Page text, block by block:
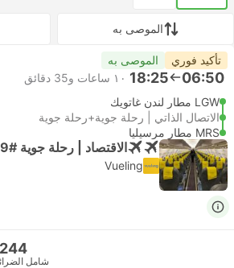
الموصى به
تأكيد فوري الموصى به
06:50
18:25 ١٠ ساعات و‫35 دقائق
LGW مطار لندن غاتويك
الاتصال الذاتي | رحلة جوية+رحلة جوية
MRS مطار مرسيليا
الاقتصاد | رحلة جوية #VY6009
Vueling
شامل